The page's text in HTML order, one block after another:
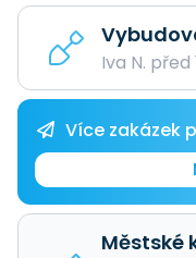
Iva N. před
Více zakázek
Městské